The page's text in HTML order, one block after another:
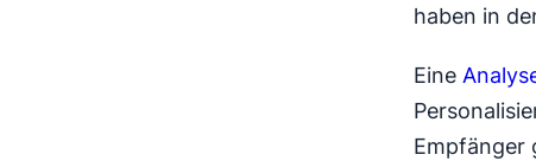
haben in
Eine
Empfänger